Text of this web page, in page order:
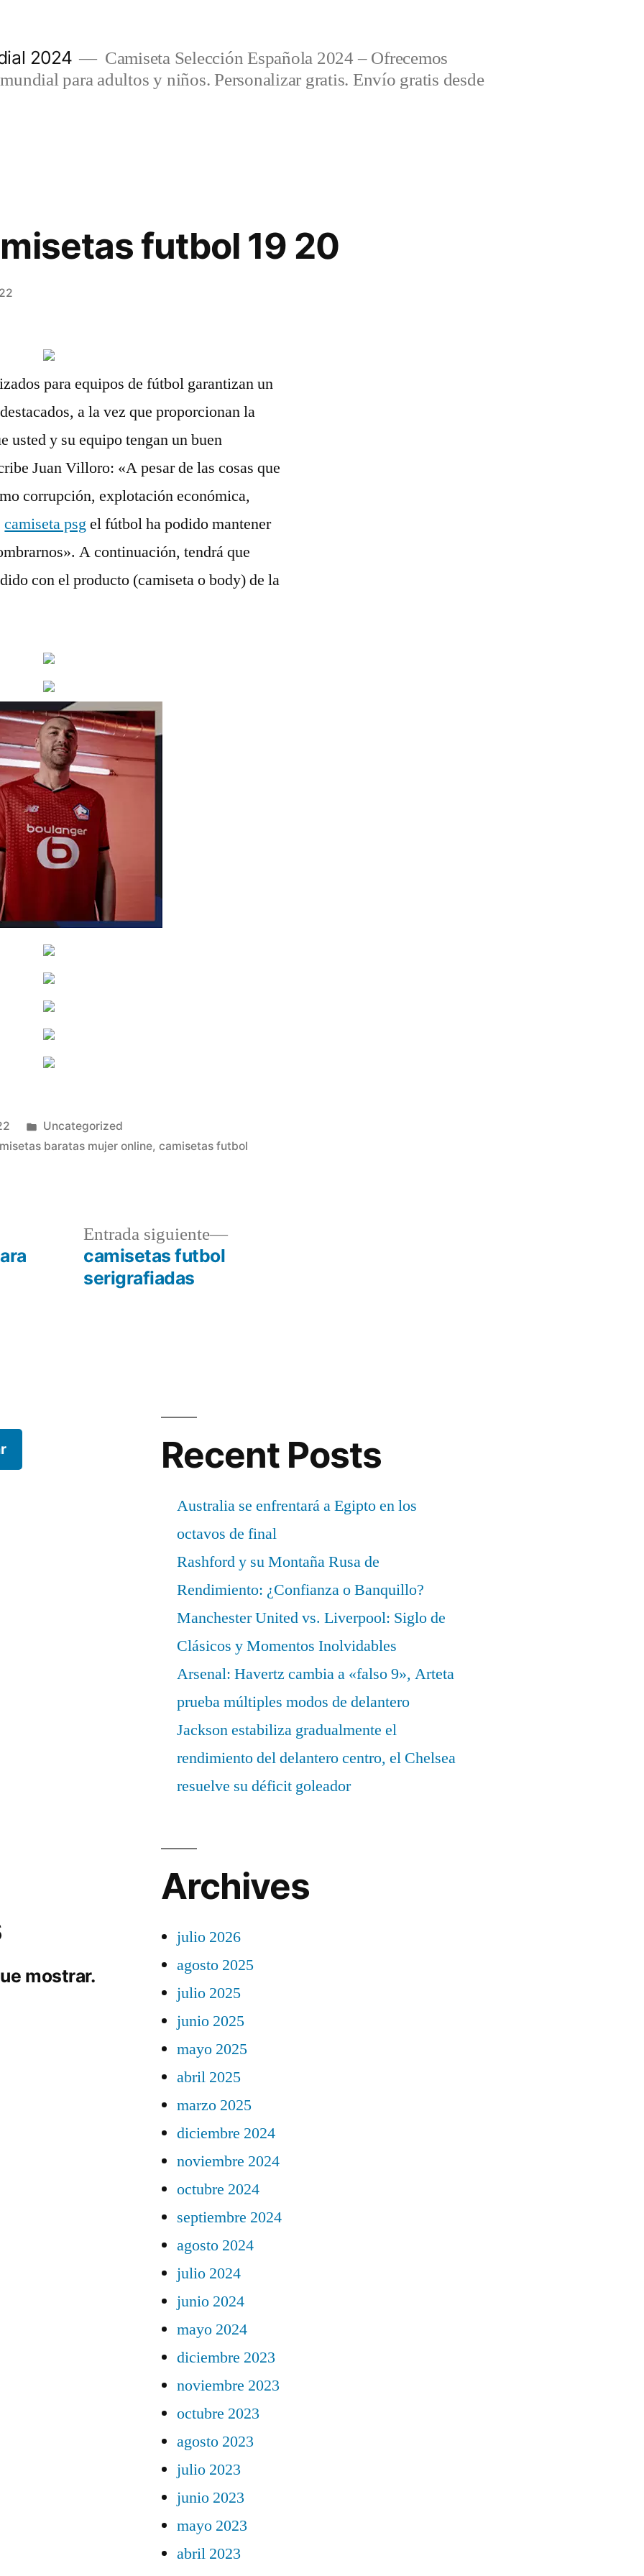
2024
Camiseta Selección Española 2024 – Ofrecemos
para adultos y niños. Personalizar gratis. Envío gratis desde
futbol 19 20
para equipos de fútbol garantizan un
a la vez que proporcionan la
usted y su equipo tengan un buen
Juan Villoro: «A pesar de las cosas que
corrupción, explotación económica,
camiseta psgel fútbol ha podido mantener
A continuación, tendrá que
con el producto (camiseta o body) de la
Publicado
en
Uncategorized
baratas mujer online,camisetas futbol
Entrada siguiente
Entrada
camisetas futbol
serigrafiadas
Recent Posts
Australia se enfrentará a Egipto en los
octavos de final
Rashford y su Montaña Rusa de
Rendimiento: ¿Confianza o Banquillo?
Manchester United vs. Liverpool: Siglo de
Clásicos y Momentos Inolvidables
Arsenal: Havertz cambia a «falso 9», Arteta
prueba múltiples modos de delantero
Jackson estabiliza gradualmente el
rendimiento del delantero centro, el Chelsea
resuelve su déficit goleador
mostrar.
Archives
julio 2026
agosto 2025
julio 2025
junio 2025
mayo 2025
abril 2025
marzo 2025
diciembre 2024
noviembre 2024
octubre 2024
septiembre 2024
agosto 2024
julio 2024
junio 2024
mayo 2024
diciembre 2023
noviembre 2023
octubre 2023
agosto 2023
julio 2023
junio 2023
mayo 2023
abril 2023